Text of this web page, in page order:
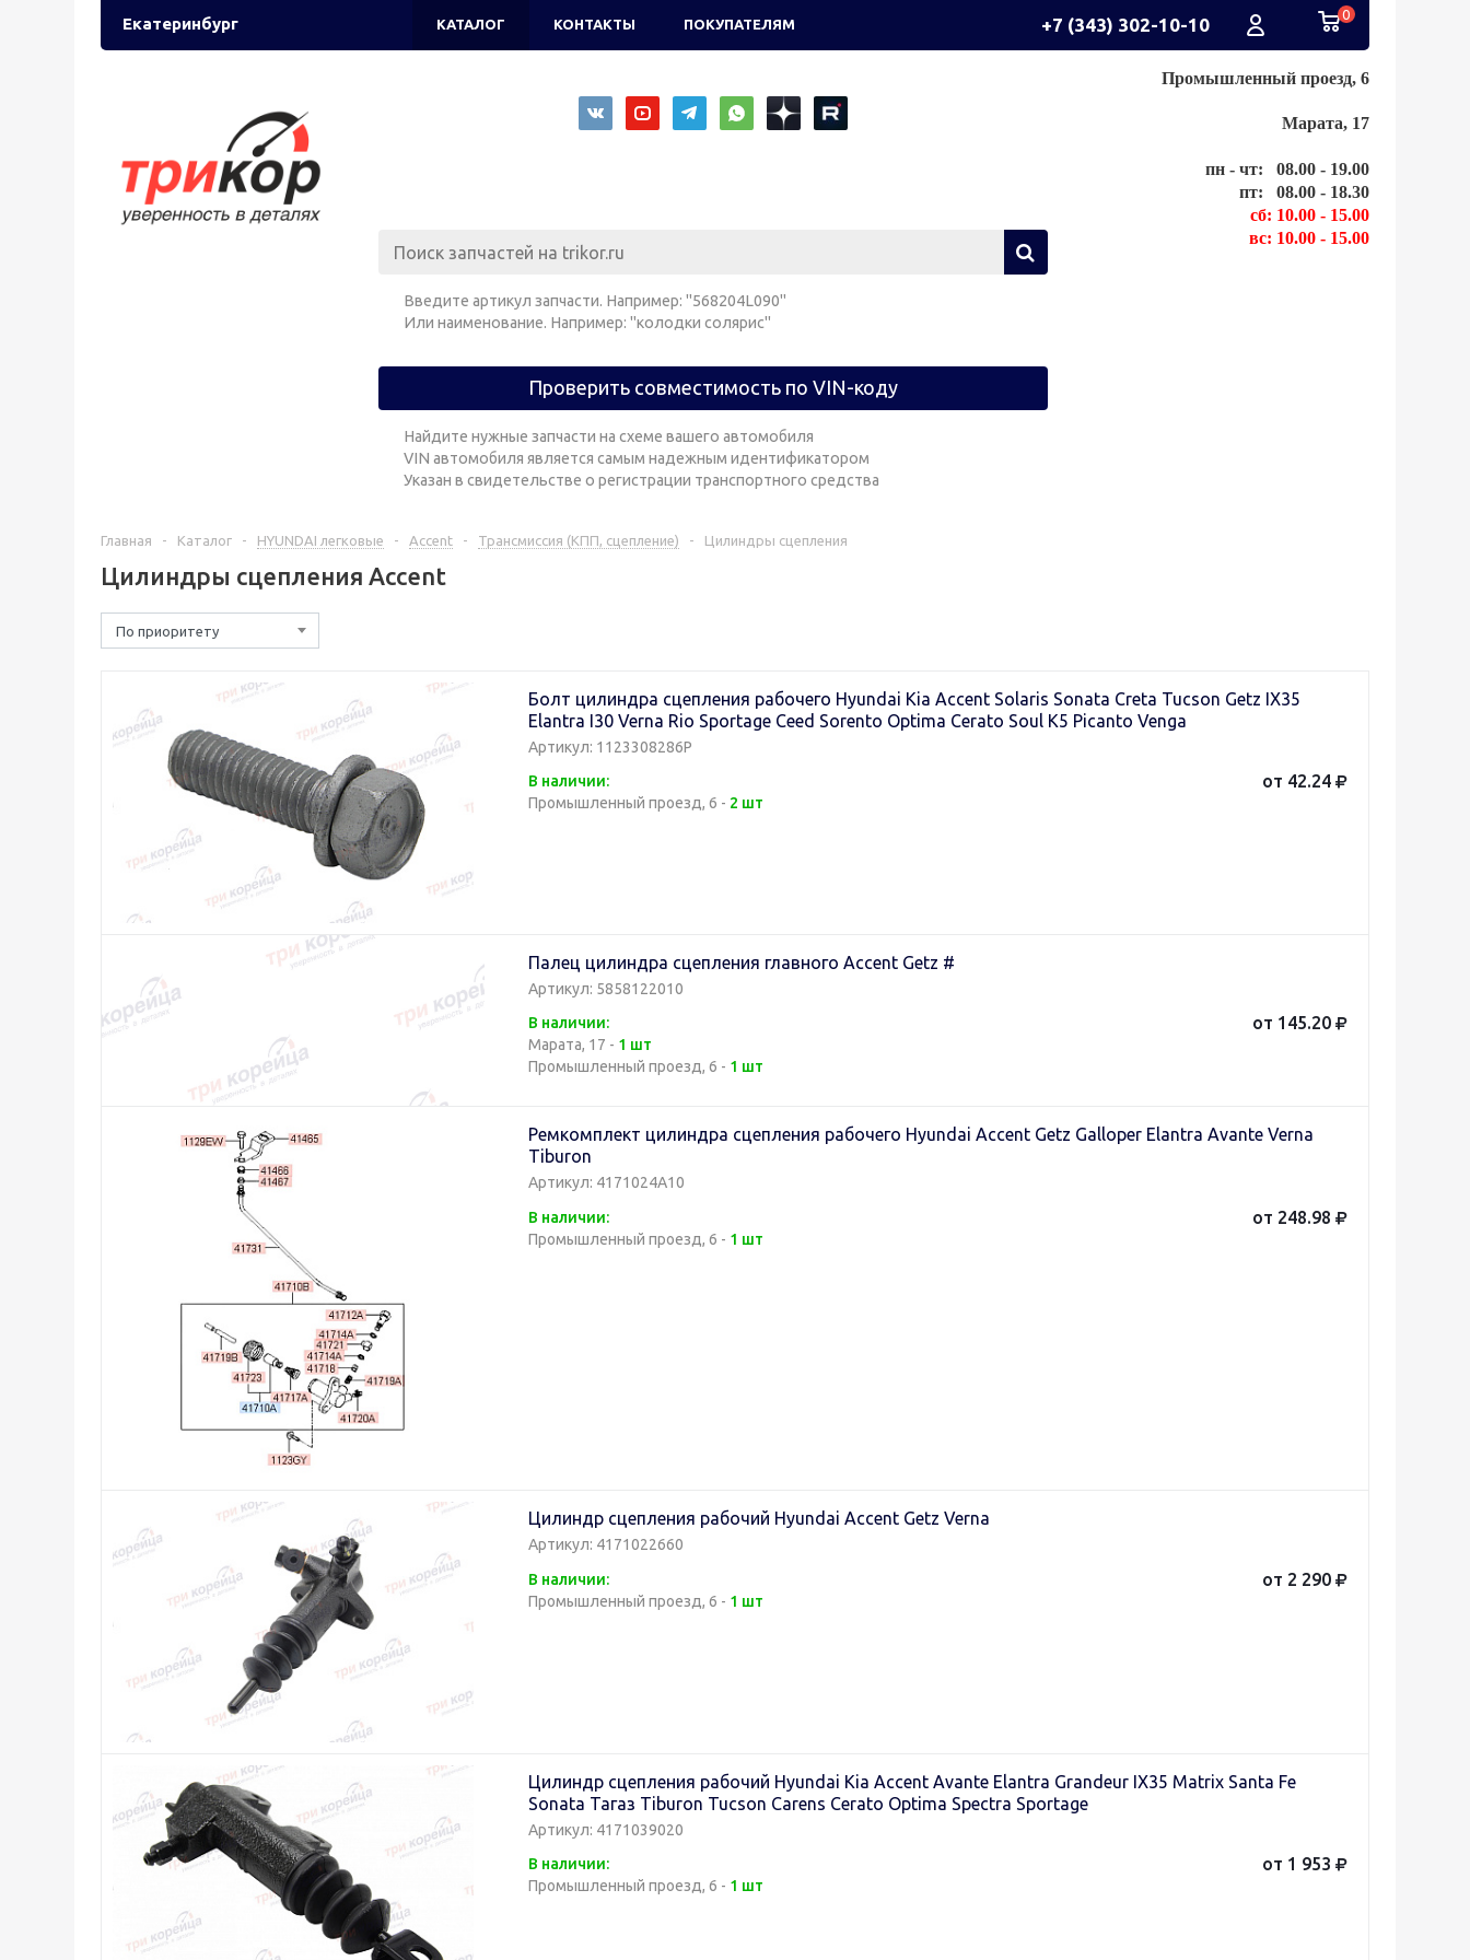
+7 (343) 302-10-10 0
Екатеринбург КАТАЛОГ КОНТАКТЫ ПОКУПАТЕЛЯМ
Введите артикул запчасти. Например: "568204L090"
Или наименование. Например: "колодки солярис"
Проверить совместимость по VIN-коду
Найдите нужные запчасти на схеме вашего автомобиля
VIN автомобиля является самым надежным идентификатором
Указан в свидетельстве о регистрации транспортного средства
Промышленный проезд, 6
Марата, 17
пн - чт: 08.00 - 19.00
пт: 08.00 - 18.30
сб: 10.00 - 15.00
вс: 10.00 - 15.00
Главная - Каталог - HYUNDAI легковые - Accent - Трансмиссия (КПП, сцепление) - Цилиндры сцепления
Цилиндры сцепления Accent
По приоритету
Болт цилиндра сцепления рабочего Hyundai Kia Accent Solaris Sonata Creta Tucson Getz IX35
Elantra I30 Verna Rio Sportage Ceed Sorento Optima Cerato Soul K5 Picanto Venga
Артикул: 1123308286P
В наличии:
Промышленный проезд, 6 - 2 шт
от 42.24
Палец цилиндра сцепления главного Accent Getz #
Артикул: 5858122010
В наличии:
Марата, 17 - 1 шт
Промышленный проезд, 6 - 1 шт
от 145.20
Ремкомплект цилиндра сцепления рабочего Hyundai Accent Getz Galloper Elantra Avante Verna
Tiburon
Артикул: 4171024A10
В наличии:
Промышленный проезд, 6 - 1 шт
от 248.98
Цилиндр сцепления рабочий Hyundai Accent Getz Verna
Артикул: 4171022660
В наличии:
Промышленный проезд, 6 - 1 шт
от 2 290
Цилиндр сцепления рабочий Hyundai Kia Accent Avante Elantra Grandeur IX35 Matrix Santa Fe
Sonata Тагаз Tiburon Tucson Carens Cerato Optima Spectra Sportage
Артикул: 4171039020
В наличии:
Промышленный проезд, 6 - 1 шт
от 1 953